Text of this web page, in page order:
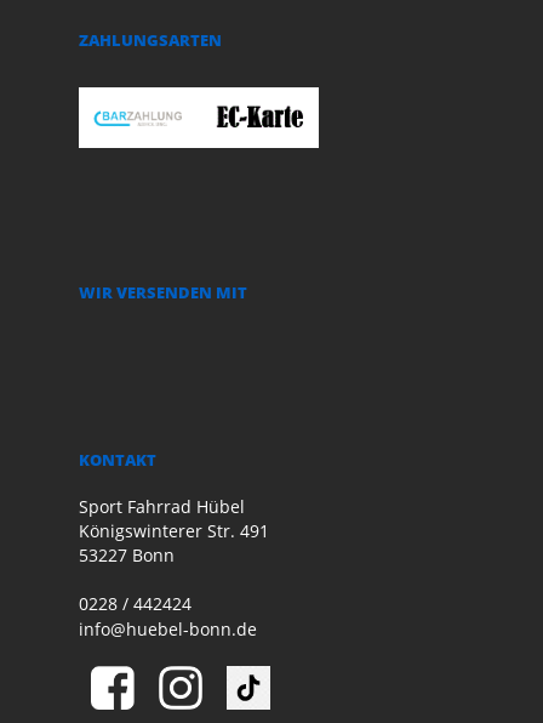
ZAHLUNGSARTEN
WIR VERSENDEN MIT
KONTAKT
Sport Fahrrad Hübel
Königswinterer Str. 491
53227 Bonn
0228 / 442424
info@huebel-bonn.de